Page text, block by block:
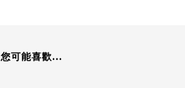
您可能喜歡...